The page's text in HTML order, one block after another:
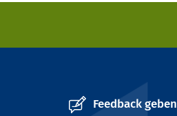
Feedback geben